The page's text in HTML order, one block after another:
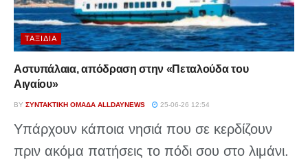
ΤΑΞΊΔΙΑ
Αστυπάλαια, απόδραση στην «Πεταλούδα του
Αιγαίου»
BY ΣΥΝΤΑΚΤΙΚΉ ΟΜΆΔΑ ALLDAYNEWS 25-06-26 12:54
Υπάρχουν κάποια νησιά που σε κερδίζουν
πριν ακόμα πατήσεις το πόδι σου στο λιμάνι.